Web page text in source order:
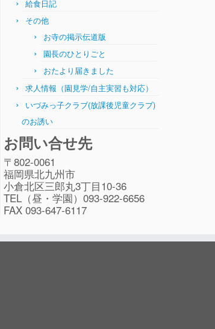
給食日記
その他
お寺の掲示伝道版
園長のひとりごと
おたより届きました
求人情報（園見学/自主実習も対応）
いづみっ子クラブ(放課後児童クラブ)
のお誘い
お問い合せ先
〒802-0061
福岡県北九州市
小倉北区三郎丸3丁目10-36
TEL（昼・学園）093-922-6656
FAX 093-647-6117